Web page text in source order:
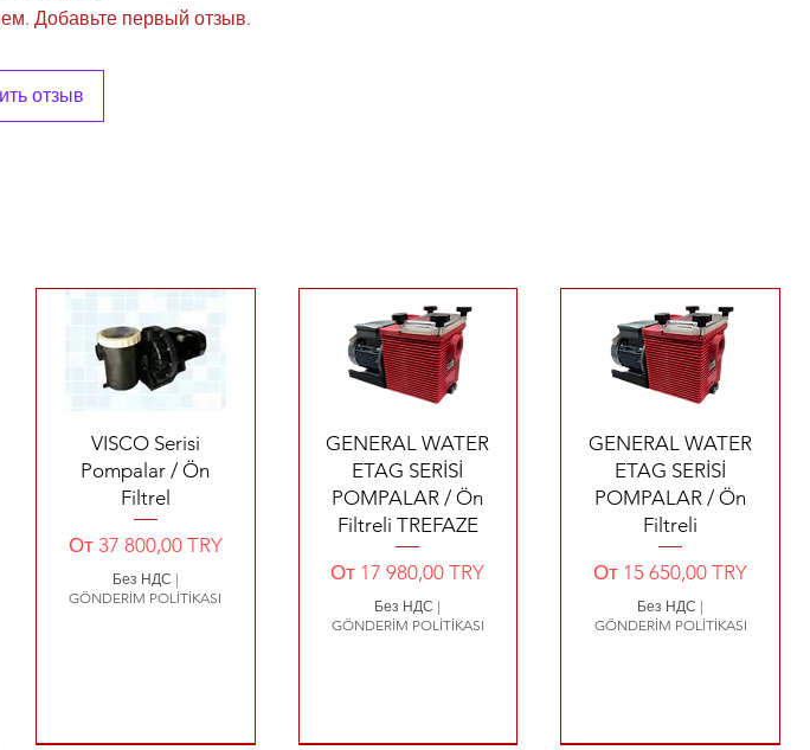
Добавьте первый отзыв.
отзыв
Быстрый просмотр
VISCO Serisi
Pompalar / Ön
Filtrel
От 37 800,00 TRY
Цена со скидкой
Без НДС |
GÖNDERİM POLİTİKASI
Быстрый просмотр
GENERAL WATER
ETAG SERİSİ
POMPALAR / Ön
Filtreli TREFAZE
От 17 980,00 TRY
Цена со скидкой
Без НДС |
GÖNDERİM POLİTİKASI
Быстрый просмотр
GENERAL WATER
ETAG SERİSİ
POMPALAR / Ön
Filtreli
От 15 650,00 TRY
Цена со скидкой
Без НДС |
GÖNDERİM POLİTİKASI